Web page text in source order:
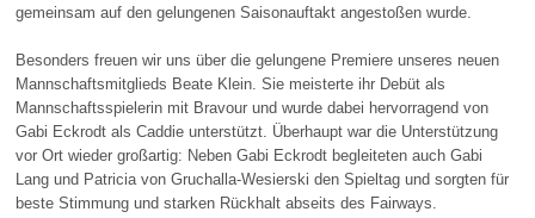
gemeinsam auf den gelungenen Saisonauftakt angestoßen wurde.
Besonders freuen wir uns über die gelungene Premiere unseres neuen
Mannschaftsmitglieds Beate Klein. Sie meisterte ihr Debüt als
Mannschaftsspielerin mit Bravour und wurde dabei hervorragend von
Gabi Eckrodt als Caddie unterstützt. Überhaupt war die Unterstützung
vor Ort wieder großartig: Neben Gabi Eckrodt begleiteten auch Gabi
Lang und Patricia von Gruchalla-Wesierski den Spieltag und sorgten für
beste Stimmung und starken Rückhalt abseits des Fairways.